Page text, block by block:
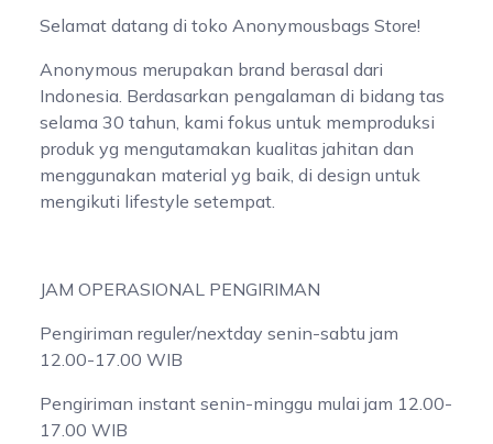
Selamat datang di toko Anonymousbags Store!
Anonymous merupakan brand berasal dari
Indonesia. Berdasarkan pengalaman di bidang tas
selama 30 tahun, kami fokus untuk memproduksi
produk yg mengutamakan kualitas jahitan dan
menggunakan material yg baik, di design untuk
mengikuti lifestyle setempat.
JAM OPERASIONAL PENGIRIMAN
Pengiriman reguler/nextday senin-sabtu jam
12.00-17.00 WIB
Pengiriman instant senin-minggu mulai jam 12.00-
17.00 WIB